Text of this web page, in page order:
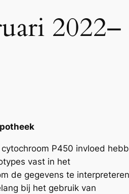
P450 invloed
vast in het
de gegevens te
bij het gebruik van